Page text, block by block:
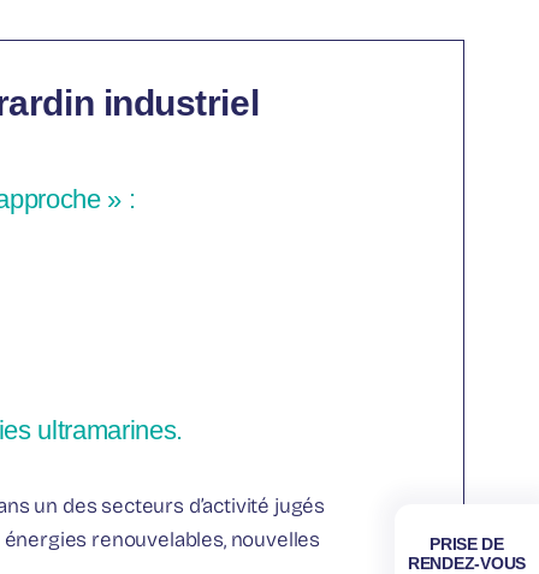
industriel
» :
ultramarines.
un des secteurs d’activité jugés
renouvelables, nouvelles
PRISE DE
RENDEZ-VOUS